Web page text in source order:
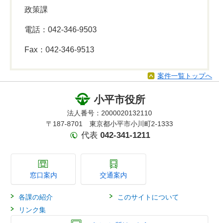
政策課
電話：042-346-9503
Fax：042-346-9513
案件一覧トップへ
小平市役所
法人番号：2000020132110
〒187-8701 東京都小平市小川町2-1333
代表 042-341-1211
窓口案内 交通案内
各課の紹介
このサイトについて
リンク集